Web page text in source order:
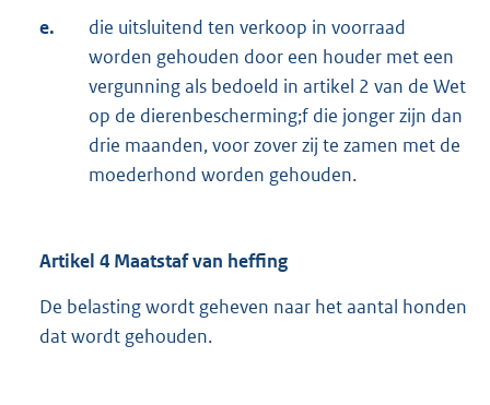
e.
die uitsluitend ten verkoop in voorraad
worden gehouden door een houder met een
vergunning als bedoeld in artikel 2 van de Wet
op de dierenbescherming;f die jonger zijn dan
drie maanden, voor zover zij te zamen met de
moederhond worden gehouden.
Artikel 4 Maatstaf van heffing
De belasting wordt geheven naar het aantal honden
dat wordt gehouden.